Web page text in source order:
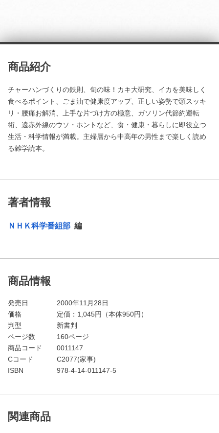
商品紹介
チャーハンづくりの鉄則、旬の味！カキ大研究、イカを美味しく
食べるポイント、ごま油で健康度アップ、正しい姿勢で頭スッキ
リ・腰痛お解消、上手な片づけ方の極意、ガソリン代節約運転
術、遠赤外線のウソ・ホントなど、食・健康・暮らしに即役立つ
生活・科学情報が満載。主婦層から中高年の男性まで楽しく読め
る雑学読本。
著者情報
ＮＨＫ科学番組部 編
商品情報
発売日
2000年11月28日
価格
定価： 1,045円（本体950円）
判型
新書判
ページ数
160ページ
商品コード
0011147
Cコード
C2077(家事)
ISBN
978-4-14-011147-5
関連商品